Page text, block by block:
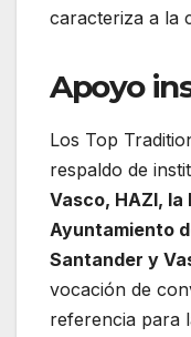
caracteriza a la
Apoyo
Los Top
respaldo de
Vasco, HAZI, la
Ayuntamiento
Santander y
vocación de
referencia para